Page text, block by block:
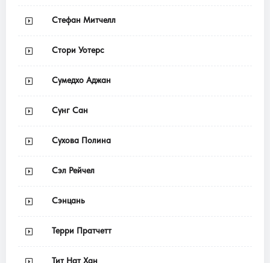
Стефан Митчелл
Стори Уотерс
Сумедхо Аджан
Сунг Сан
Сухова Полина
Сэл Рейчел
Сэнцань
Терри Пратчетт
Тит Нат Хан